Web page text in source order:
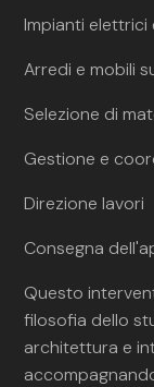
Impianti elettrici
Arredi e mobili
Selezione di
Gestione e
Direzione lavori
Consegna
Questo
filosofia dello
architettura e